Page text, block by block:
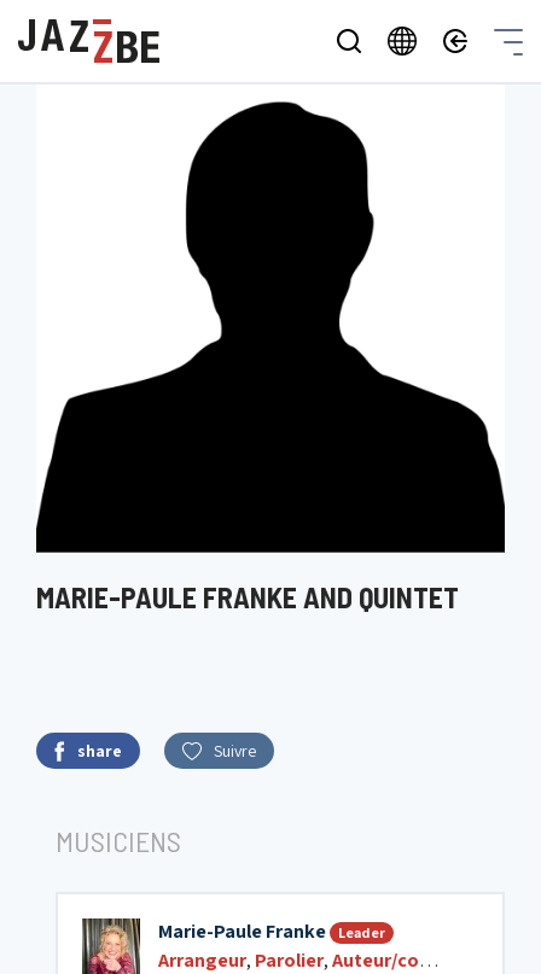
MARIE-PAULE FRANKE AND QUINTET
share Suivre
MUSICIENS
Marie-Paule Franke Leader
Arrangeur, Parolier,Auteur/compositeur de chansons